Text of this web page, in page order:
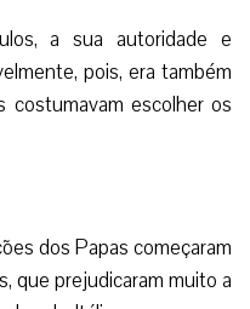
a sua autoridade e
pois, era também
costumavam escolher os
dos Papas começaram
que prejudicaram muito a